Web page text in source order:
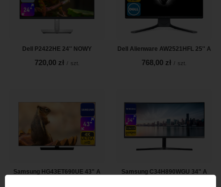
Dell P2422HE 24'' NOWY
720,00 zł / szt.
Dell Alienware AW2521HFL 25'' A
768,00 zł / szt.
Samsung HG43ET690UE 43" A Samsung C34H890WGU 34" A